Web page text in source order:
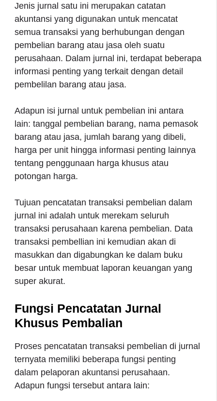
Jenis jurnal satu ini merupakan catatan
akuntansi yang digunakan untuk mencatat
semua transaksi yang berhubungan dengan
pembelian barang atau jasa oleh suatu
perusahaan. Dalam jurnal ini, terdapat beberapa
informasi penting yang terkait dengan detail
pembelilan barang atau jasa.
Adapun isi jurnal untuk pembelian ini antara
lain: tanggal pembelian barang, nama pemasok
barang atau jasa, jumlah barang yang dibeli,
harga per unit hingga informasi penting lainnya
tentang penggunaan harga khusus atau
potongan harga.
Tujuan pencatatan transaksi pembelian dalam
jurnal ini adalah untuk merekam seluruh
transaksi perusahaan karena pembelian. Data
transaksi pembellian ini kemudian akan di
masukkan dan digabungkan ke dalam buku
besar untuk membuat laporan keuangan yang
super akurat.
Fungsi Pencatatan Jurnal
Khusus Pembalian
Proses pencatatan transaksi pembelian di jurnal
ternyata memiliki beberapa fungsi penting
dalam pelaporan akuntansi perusahaan.
Adapun fungsi tersebut antara lain: